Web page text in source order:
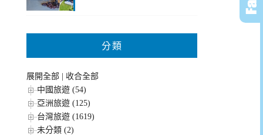
分類
展開全部
收合全部
中國旅遊 (54)
亞洲旅遊 (125)
台灣旅遊 (1619)
未分類 (2)